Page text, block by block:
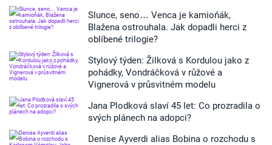
Slunce, seno… Venca je kamioňák,
Blažena ostrouhala. Jak dopadli herci z
oblíbené trilogie?
Stylový týden: Žilková s Kordulou jako z
pohádky, Vondráčková v růžové a
Vignerová v průsvitném modelu
Jana Plodková slaví 45 let: Co prozradila o
svých plánech na adopci?
Denise Ayverdi alias Bobina o rozchodu s